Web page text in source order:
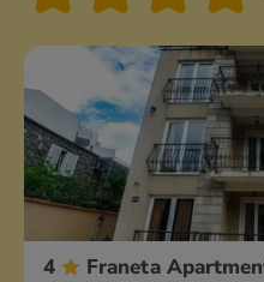
4 Franeta